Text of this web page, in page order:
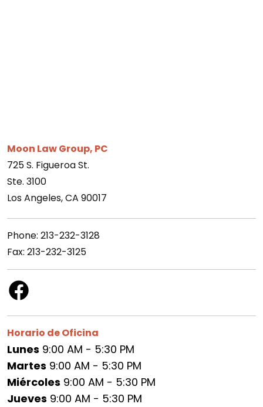
Moon Law Group, PC
725 S. Figueroa St.
Ste. 3100
Los Angeles, CA 90017
Phone: 213-232-3128
Fax: 213-232-3125
Horario de Oficina
Lunes 9:00 AM - 5:30 PM
Martes 9:00 AM - 5:30 PM
Miércoles 9:00 AM - 5:30 PM
Jueves 9:00 AM - 5:30 PM